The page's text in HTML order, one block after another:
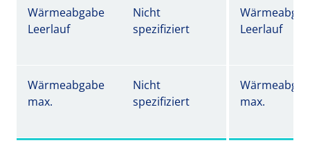
Wärmeabgabe
Leerlauf
Nicht
spezifiziert
Leerlauf
Wärmeabgabe
max.
Nicht
spezifiziert
max.